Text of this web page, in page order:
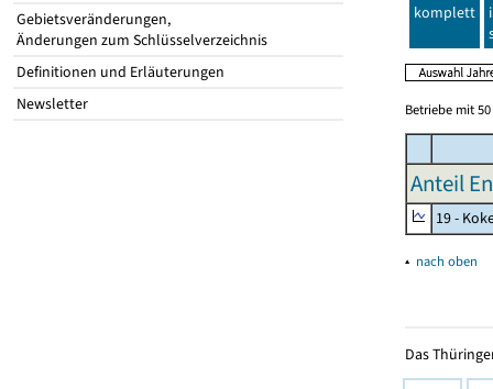
Gebietsveränderungen,
Änderungen zum Schlüsselverzeichnis
Definitionen und Erläuterungen
Newsletter
komplett
Betriebe mit
Anteil
19 -
▴ nach oben
Das